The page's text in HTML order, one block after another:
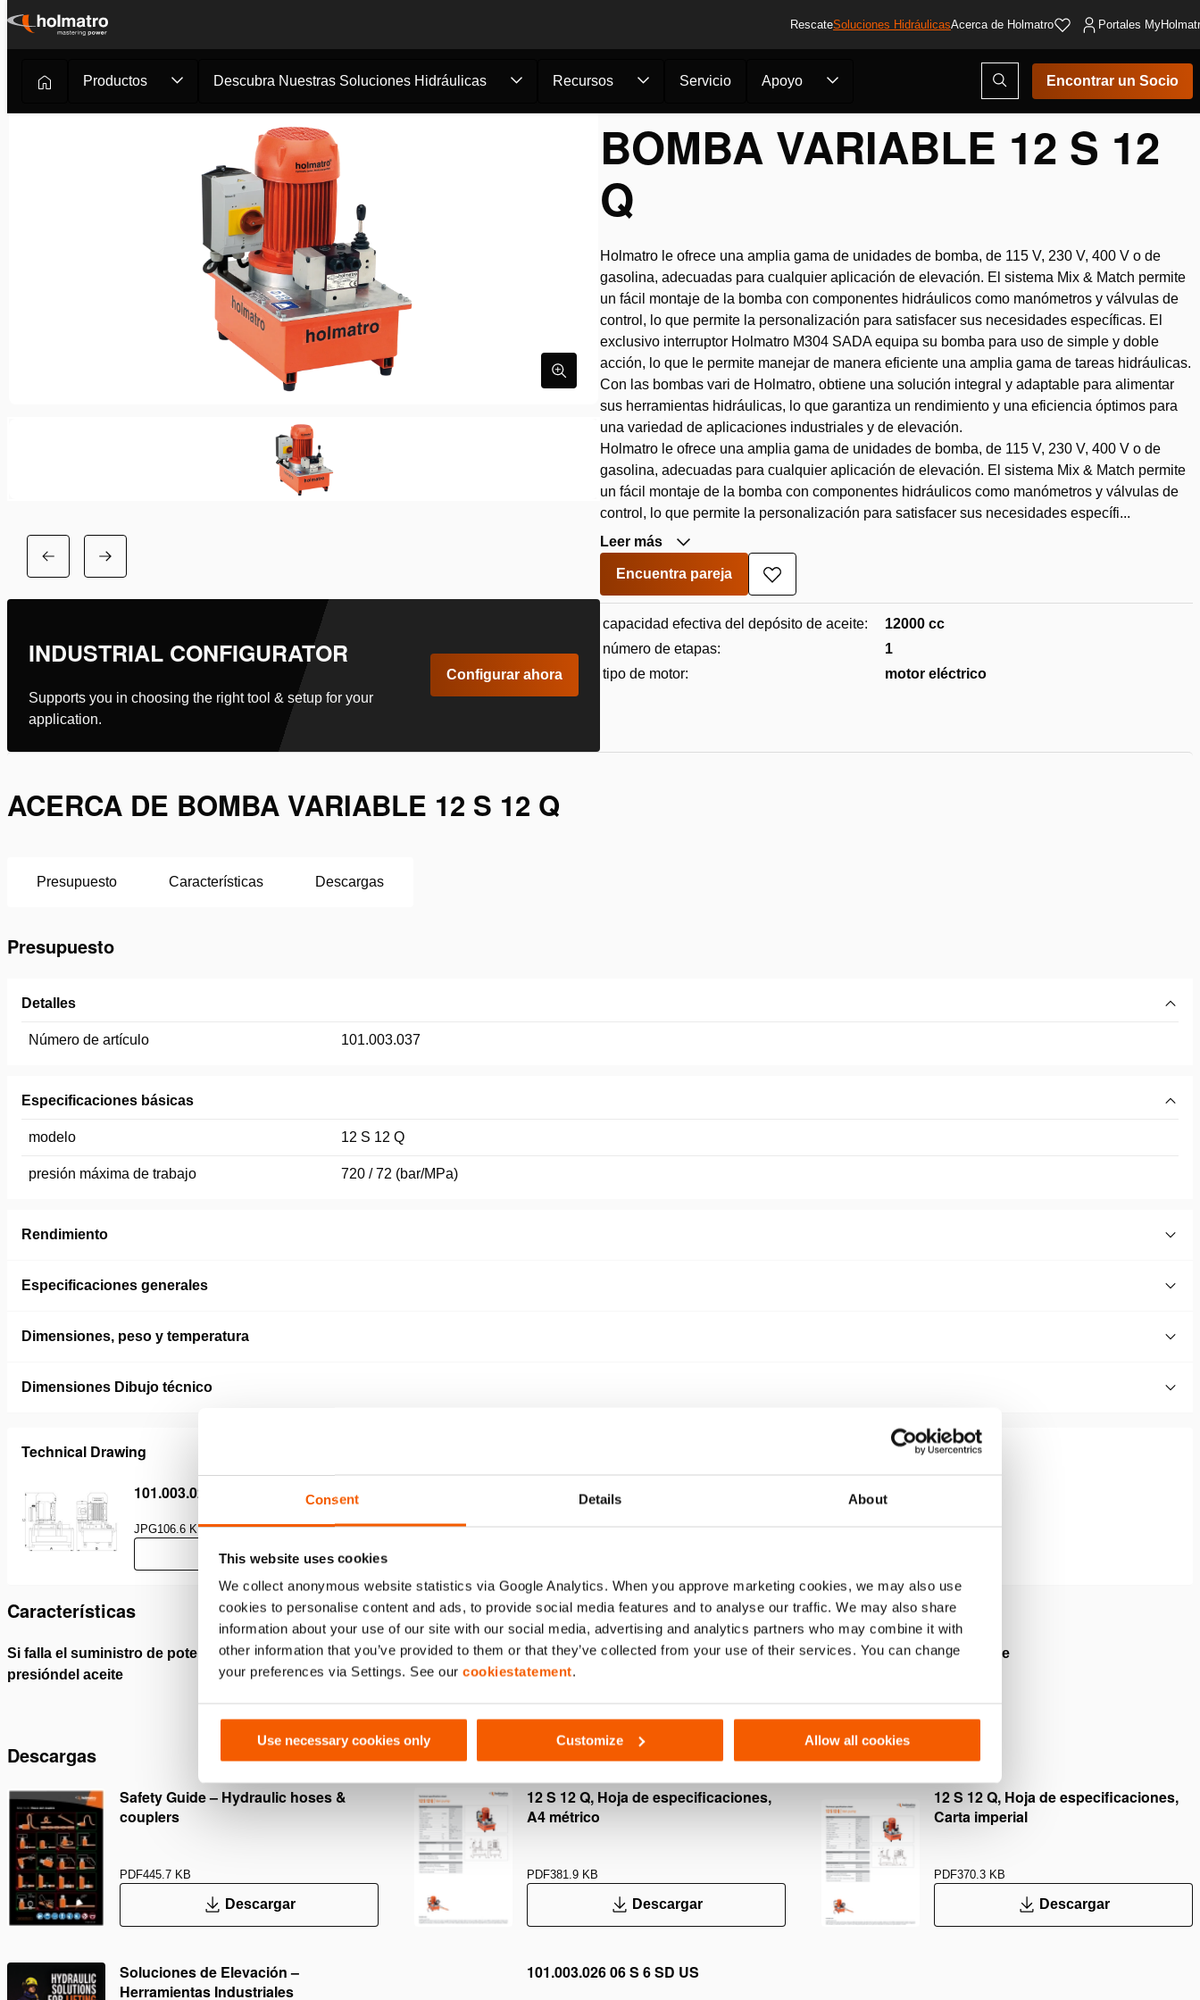
Consent Details About
This website uses cookies
We collect anonymous website statistics via Google Analytics. When you approve marketing cookies, we may also use
cookies to personalise content and ads, to provide social media features and to analyse our traffic. We may also share
information about your use of our site with our social media, advertising and analytics partners who may combine it with
other information that you’ve provided to them or that they’ve collected from your use of their services. You can change
your preferences via Settings. See our cookiestatement.
Use necessary cookies only Customize Allow all cookies
Ir
contenido
RescateSoluciones HidráulicasAcerca de Holmatro Portales
Productos Descubra Nuestras Soluciones Hidráulicas Recursos Servicio Apoyo
Abrir
ventana
modal
de
Encontrar un Socio
Soluciones Hidráulicas Elevación /Bombas Hidráulicas /Bomba variable 12...
INDUSTRIAL CONFIGURATOR
Supports you in choosing the right tool & setup for your
application.
Configurar ahora
BOMBA VARIABLE 12 S 12
Q
Holmatro le ofrece una amplia gama de unidades de bomba, de 115 V, 230 V, 400 V o de
gasolina, adecuadas para cualquier aplicación de elevación. El sistema Mix & Match permite
un fácil montaje de la bomba con componentes hidráulicos como manómetros y válvulas de
control, lo que permite la personalización para satisfacer sus necesidades específicas. El
exclusivo interruptor Holmatro M304 SADA equipa su bomba para uso de simple y doble
acción, lo que le permite manejar de manera eficiente una amplia gama de tareas hidráulicas.
Con las bombas vari de Holmatro, obtiene una solución integral y adaptable para alimentar
sus herramientas hidráulicas, lo que garantiza un rendimiento y una eficiencia óptimos para
una variedad de aplicaciones industriales y de elevación.
Holmatro le ofrece una amplia gama de unidades de bomba, de 115 V, 230 V, 400 V o de
gasolina, adecuadas para cualquier aplicación de elevación. El sistema Mix & Match permite
un fácil montaje de la bomba con componentes hidráulicos como manómetros y válvulas de
control, lo que permite la personalización para satisfacer sus necesidades específi...
Leer más
Encuentra pareja
Añadir
a
lista
capacidad efectiva del depósito de aceite:
12000 cc
número de etapas:
1
tipo de motor:
motor eléctrico
ACERCA DE BOMBA VARIABLE 12 S 12 Q
Presupuesto Características Descargas
Presupuesto
Detalles
Número de artículo 101.003.037
Especificaciones básicas
modelo 12 S 12 Q
presión máxima de trabajo 720 / 72 (bar/MPa)
Rendimiento
Especificaciones generales
Dimensiones, peso y temperatura
Dimensiones Dibujo técnico
Technical Drawing
101.003.026 06 S 6 SD US
JPG106.6 KB
Descargar
Características
Si falla el suministro de potencia, se mantiene la
presióndel aceite
Protegida frente a caídas de presión por una
válvula antirretorno presostática
No incluye válvula de control ni de efecto simple
Descargas
Safety Guide – Hydraulic hoses &
couplers
PDF445.7 KB
Descargar
12 S 12 Q, Hoja de especificaciones,
A4 métrico
PDF381.9 KB
Descargar
12 S 12 Q, Hoja de especificaciones,
Carta imperial
PDF370.3 KB
Descargar
Soluciones de Elevación –
Herramientas Industriales
101.003.026 06 S 6 SD US